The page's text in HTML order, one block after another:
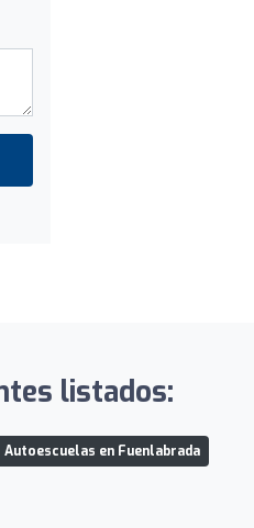
listados:
Autoescuelas en Fuenlabrada